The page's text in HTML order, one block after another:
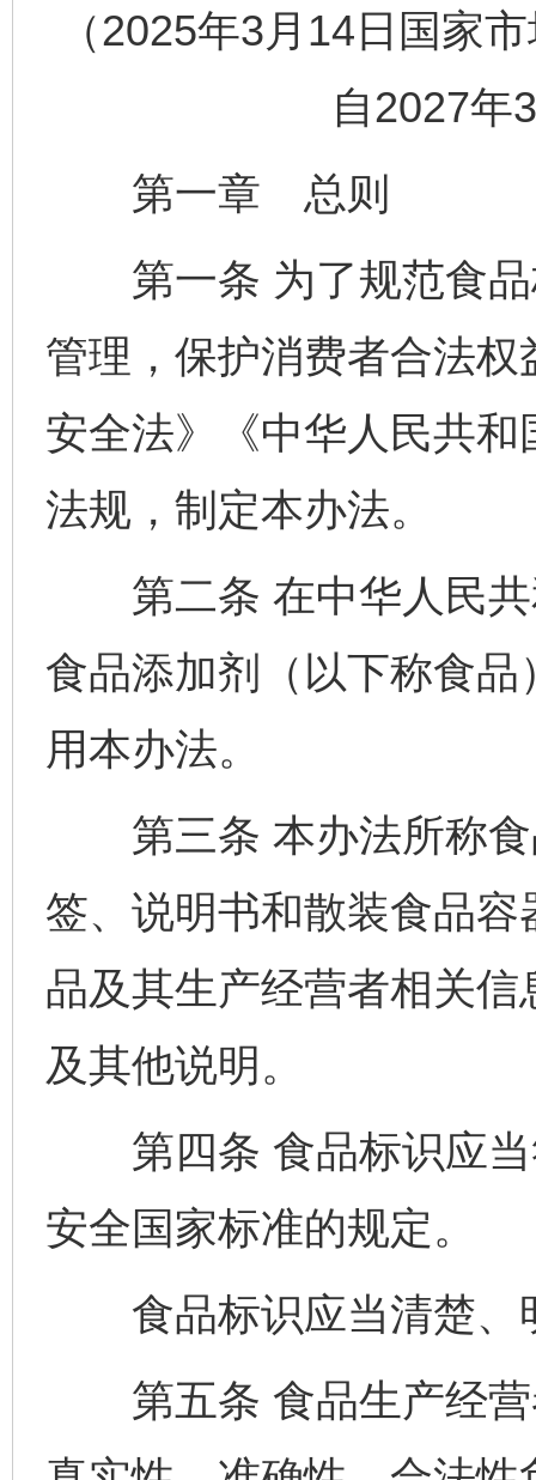
（2025年3月14日国家
自2027年
第一章 总则
第一条 为了规范食品
管理，保护消费者合法
安全法》《中华人民共
法规，制定本办法。
第二条 在中华人民共
食品添加剂（以下称食
用本办法。
第三条 本办法所称食
签、说明书和散装食品
品及其生产经营者相关
及其他说明。
第四条 食品标识应当
安全国家标准的规定。
食品标识应当清楚、
第五条 食品生产经营